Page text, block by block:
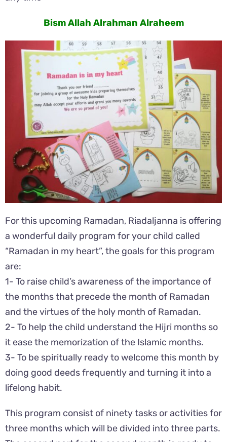
Bism Allah Alrahman Alraheem
For this upcoming Ramadan, Riadaljanna is offering
a wonderful daily program for your child called
“Ramadan in my heart”, the goals for this program
are:
1- To raise child’s awareness of the importance of
the months that precede the month of Ramadan
and the virtues of the holy month of Ramadan.
2- To help the child understand the Hijri months so
it ease the memorization of the Islamic months.
3- To be spiritually ready to welcome this month by
doing good deeds frequently and turning it into a
lifelong habit.
This program consist of ninety tasks or activities for
three months which will be divided into three parts.